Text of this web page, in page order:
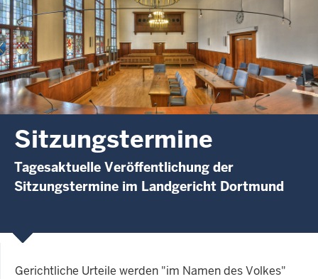
Sitzungstermine
Tagesaktuelle Veröffentlichung der
Sitzungstermine im Landgericht Dortmund
Gerichtliche Urteile werden "im Namen des Volkes"